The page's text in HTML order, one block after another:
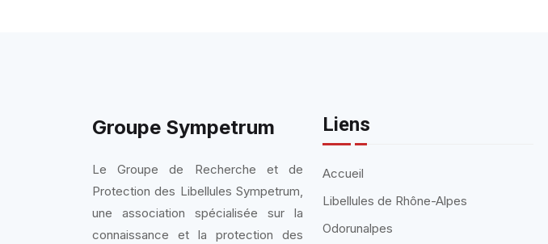
Groupe Sympetrum
Le Groupe de Recherche et de
Protection des Libellules Sympetrum,
une association spécialisée sur la
connaissance et la protection des
Liens
Accueil
Libellules de Rhône-Alpes
Odorunalpes